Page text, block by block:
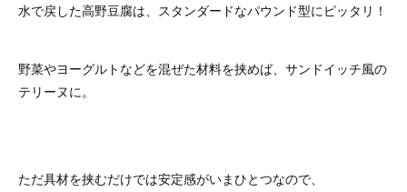
水で戻した高野豆腐は、スタンダードなパウンド型にピッタリ！
野菜やヨーグルトなどを混ぜた材料を挟めば、サンドイッチ風の
テリーヌに。
ただ具材を挟むだけでは安定感がいまひとつなので、